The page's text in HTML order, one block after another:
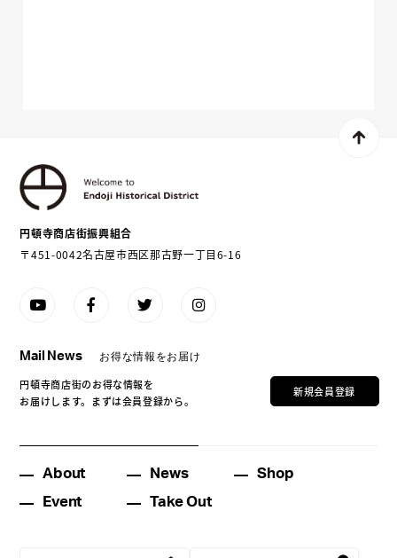
円頓寺商店街振興組合
〒451-0042名古屋市西区那古野一丁目6-16
Mail News お得な情報をお届け
円頓寺商店街のお得な情報を
お届けします。まずは会員登録から。
新規会員登録
About News
Shop
Event
Take Out